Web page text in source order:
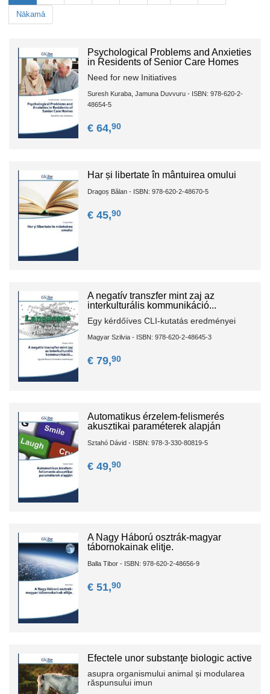
Nākamā
Psychological Problems and Anxieties
in Residents of Senior Care Homes
Need for new Initiatives
Suresh Kuraba, Jamuna Duvvuru - ISBN: 978-620-2-
48654-5
€ 64,90
Har și libertate în mântuirea omului
Dragoș Bălan - ISBN: 978-620-2-48670-5
€ 45,90
A negatív transzfer mint zaj az
interkulturális kommunikáció...
Egy kérdőíves CLI-kutatás eredményei
Magyar Szilvia - ISBN: 978-620-2-48645-3
€ 79,90
Automatikus érzelem-felismerés
akusztikai paraméterek alapján
Sztahó Dávid - ISBN: 978-3-330-80819-5
€ 49,90
A Nagy Háború osztrák-magyar
tábornokainak elitje.
Balla Tibor - ISBN: 978-620-2-48656-9
€ 51,90
Efectele unor substanţe biologic active
asupra organismului animal și modularea
răspunsului imun